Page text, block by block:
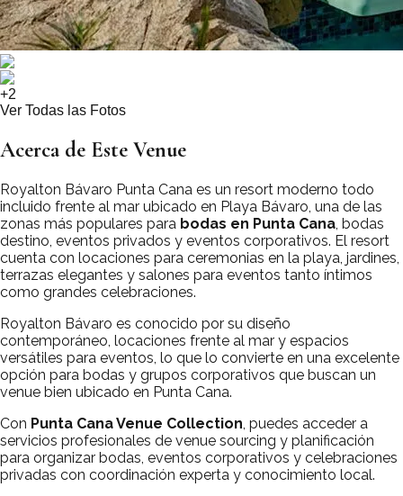
+2
Ver Todas las Fotos
Acerca de Este Venue
Royalton Bávaro Punta Cana es un resort moderno todo
incluido frente al mar ubicado en Playa Bávaro, una de las
zonas más populares para bodas en Punta Cana , bodas
destino, eventos privados y eventos corporativos. El resort
cuenta con locaciones para ceremonias en la playa, jardines,
terrazas elegantes y salones para eventos tanto íntimos
como grandes celebraciones.
Royalton Bávaro es conocido por su diseño
contemporáneo, locaciones frente al mar y espacios
versátiles para eventos, lo que lo convierte en una excelente
opción para bodas y grupos corporativos que buscan un
venue bien ubicado en Punta Cana.
Con Punta Cana Venue Collection , puedes acceder a
servicios profesionales de venue sourcing y planificación
para organizar bodas, eventos corporativos y celebraciones
privadas con coordinación experta y conocimiento local.